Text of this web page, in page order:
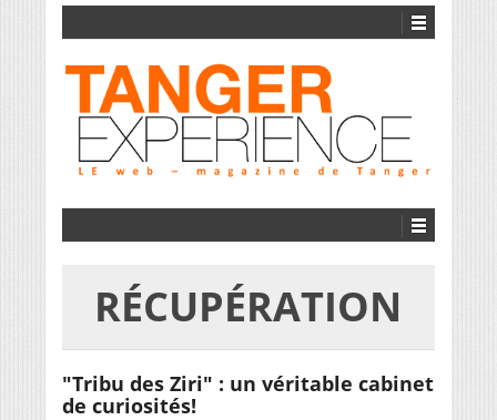
RÉCUPÉRATION
"Tribu des Ziri" : un véritable cabinet
de curiosités!